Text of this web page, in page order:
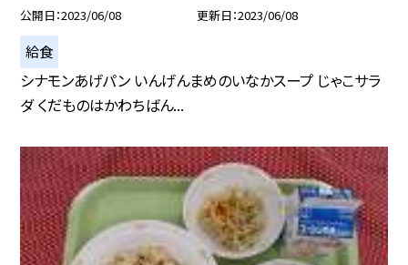
公開日 2023/06/08 更新日 2023/06/08
給食
シナモンあげパン いんげんまめのいなかスープ じゃこサラ
ダ くだものはかわちばん...